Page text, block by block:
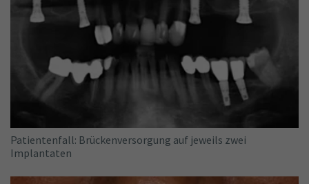
Patientenfall: Brückenversorgung auf jeweils zwei
Implantaten